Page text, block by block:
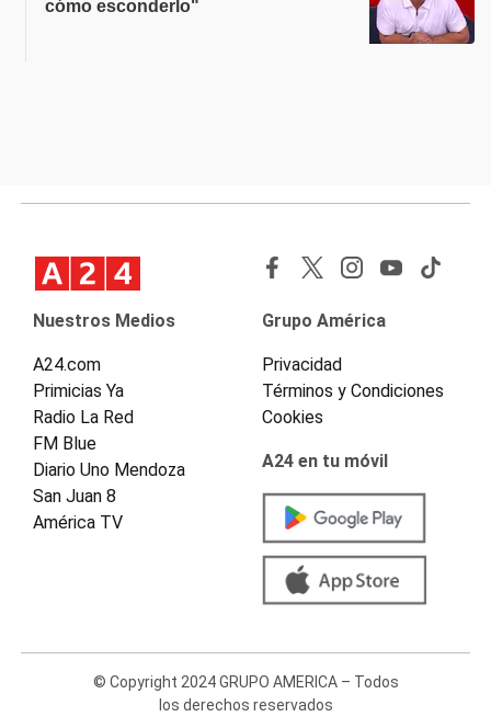
cómo esconderlo"
Nuestros Medios
A24.com
Primicias Ya
Radio La Red
FM Blue
Diario Uno Mendoza
San Juan 8
América TV
Grupo América
Privacidad
Términos y Condiciones
Cookies
A24 en tu móvil
© Copyright 2024 GRUPO AMERICA – Todos
los derechos reservados